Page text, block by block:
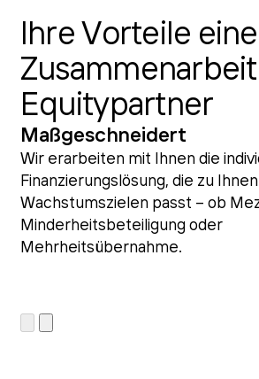
Ihre Vorteile
Equitypartner
Maßgeschneidert
Wir erarbeiten mit Ihnen die
Finanzierungslösung, die zu
Wachstumszielen passt – ob
Minderheitsbeteiligung oder
Mehrheitsübernahme.